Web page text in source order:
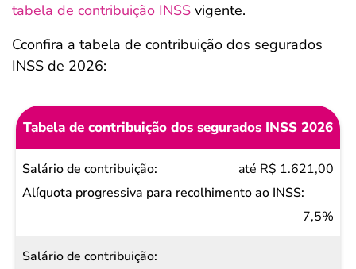
tabela de contribuição INSS vigente.
Cconfira a tabela de contribuição dos segurados
INSS de 2026:
Tabela de contribuição dos segurados INSS 2026
Salário de
contribuição
para
até R$ 1.621,00
7,5%